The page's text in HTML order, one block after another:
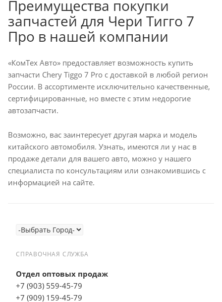
Преимущества покупки
запчастей для Чери Тигго 7
Про в нашей компании
«КомТех Авто» предоставляет возможность купить
запчасти Chery Tiggo 7 Pro с доставкой в любой регион
России. В ассортименте исключительно качественные,
сертифицированные, но вместе с этим недорогие
автозапчасти.
Возможно, вас заинтересует другая марка и модель
китайского автомобиля. Узнать, имеются ли у нас в
продаже детали для вашего авто, можно у нашего
специалиста по консультациям или ознакомившись с
информацией на сайте.
СПРАВОЧНАЯ СЛУЖБА
Отдел оптовых продаж
+7 (903) 559-45-79
+7 (909) 159-45-79